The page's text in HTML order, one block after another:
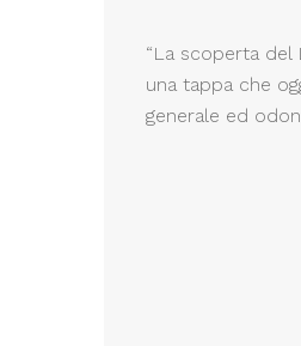
“La scoperta del
una tappa che
generale ed